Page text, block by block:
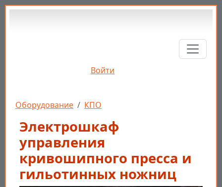
Перейти к основному содержанию
Войти
Строка навигации
Оборудование КПО
Электрошкаф
управления
кривошипного пресса и
гильотинных ножниц